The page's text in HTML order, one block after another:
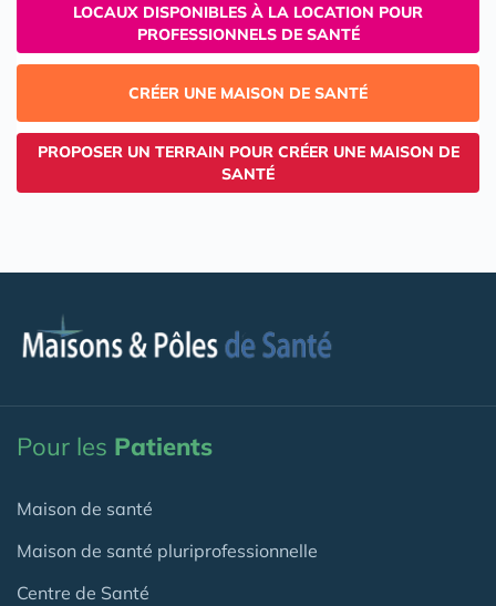
LOCAUX DISPONIBLES À LA LOCATION POUR
PROFESSIONNELS DE SANTÉ
CRÉER UNE MAISON DE SANTÉ
PROPOSER UN TERRAIN POUR CRÉER UNE MAISON DE
SANTÉ
Pour les Patients
Maison de santé
Maison de santé pluriprofessionnelle
Centre de Santé